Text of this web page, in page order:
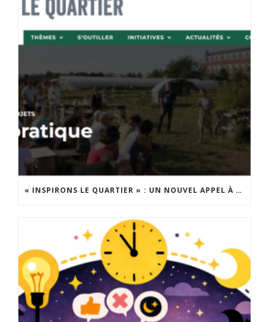
« INSPIRONS LE QUARTIER » : UN NOUVEL APPEL À PROJETS EST LANCÉ !